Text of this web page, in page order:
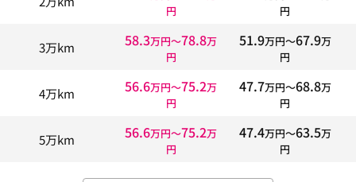
円
円
3万km 58.3万円〜78.8万
円
51.9万円〜67.9万
円
4万km 56.6万円〜75.2万
円
47.7万円〜68.8万
円
5万km 56.6万円〜75.2万
円
47.4万円〜63.5万
円